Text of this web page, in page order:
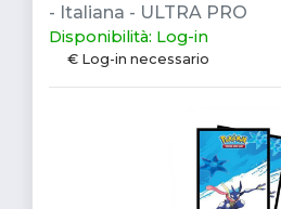
- Italiana - ULTRA PRO
Disponibilità: Log-in
€ Log-in necessario